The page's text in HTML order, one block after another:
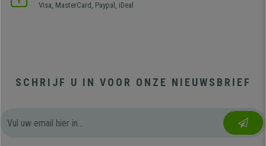
Visa, MasterCard, Paypal, iDeal
SCHRIJF U IN VOOR ONZE NIEUWSBRIEF